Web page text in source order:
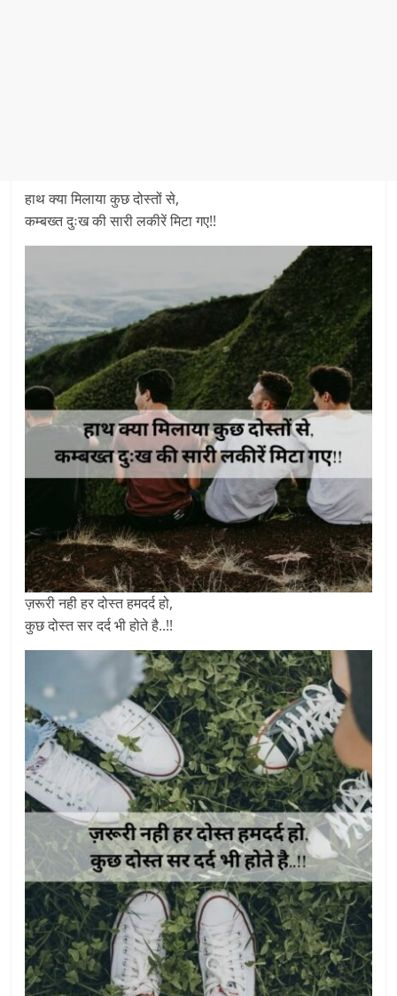
हाथ क्या मिलाया कुछ दोस्तों से,
कम्बख्त दुःख की सारी लकीरें मिटा गए!!
ज़रूरी नही हर दोस्त हमदर्द हो,
कुछ दोस्त सर दर्द भी होते है..!!